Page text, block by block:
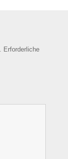
Erforderliche